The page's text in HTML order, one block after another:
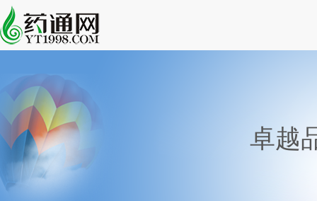
卓越